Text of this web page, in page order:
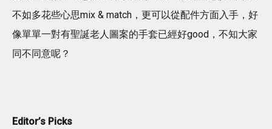
不如多花些心思mix & match，更可以從配件方面入手，好
像單單一對有聖誕老人圖案的手套已經好good，不知大家
同不同意呢？
Editor’s Picks